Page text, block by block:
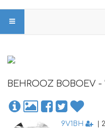
BEHROOZ
9V1BH
|